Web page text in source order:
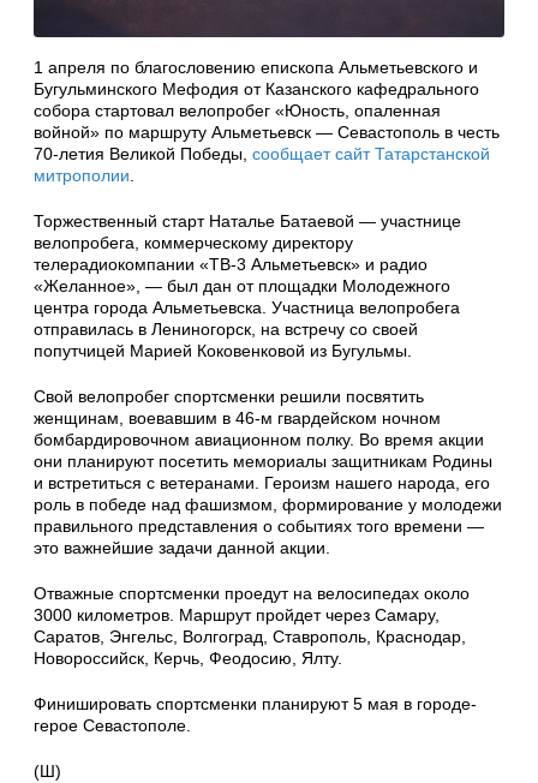
1 апреля по благословению епископа Альметьевского и
Бугульминского Мефодия от Казанского кафедрального
собора стартовал велопробег «Юность, опаленная
войной» по маршруту Альметьевск — Севастополь в честь
70-летия Великой Победы, сообщает сайт Татарстанской
митрополии.
Торжественный старт Наталье Батаевой — участнице
велопробега, коммерческому директору
телерадиокомпании «ТВ-3 Альметьевск» и радио
«Желанное», — был дан от площадки Молодежного
центра города Альметьевска. Участница велопробега
отправилась в Лениногорск, на встречу со своей
попутчицей Марией Коковенковой из Бугульмы.
Свой велопробег спортсменки решили посвятить
женщинам, воевавшим в 46-м гвардейском ночном
бомбардировочном авиационном полку. Во время акции
они планируют посетить мемориалы защитникам Родины
и встретиться с ветеранами. Героизм нашего народа, его
роль в победе над фашизмом, формирование у молодежи
правильного представления о событиях того времени —
это важнейшие задачи данной акции.
Отважные спортсменки проедут на велосипедах около
3000 километров. Маршрут пройдет через Самару,
Саратов, Энгельс, Волгоград, Ставрополь, Краснодар,
Новороссийск, Керчь, Феодосию, Ялту.
Финишировать спортсменки планируют 5 мая в городе-
герое Севастополе.
(Ш)